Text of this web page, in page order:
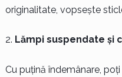
originalitate, vopsește
Lămpi suspendate și
Cu puțină îndemânare,